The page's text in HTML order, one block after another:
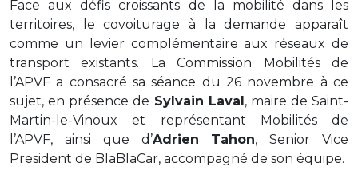
Face aux défis croissants de la mobilité dans les
territoires, le covoiturage à la demande apparaît
comme un levier complémentaire aux réseaux de
transport existants. La Commission Mobilités de
l’APVF a consacré sa séance du 26 novembre à ce
sujet, en présence de Sylvain Laval , maire de Saint-
Martin-le-Vinoux et représentant Mobilités de
l’APVF, ainsi que d’Adrien Tahon, Senior Vice
President de BlaBlaCar, accompagné de son équipe.